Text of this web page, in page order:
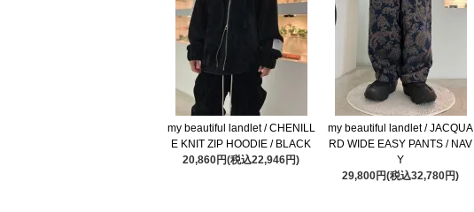
my beautiful landlet / CHENILL
E KNIT ZIP HOODIE / BLACK
20,860円(税込22,946円)
my beautiful landlet / JACQUA
RD WIDE EASY PANTS / NAV
Y
29,800円(税込32,780円)